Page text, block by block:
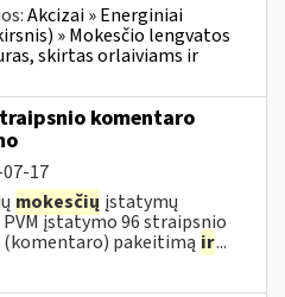
Akcizai » Energiniai
» Mokesčio lengvatos
skirtas orlaiviams ir
komentaro
17
mokesčių įstatymų
įstatymo 96 straipsnio
pakeitimą ir...